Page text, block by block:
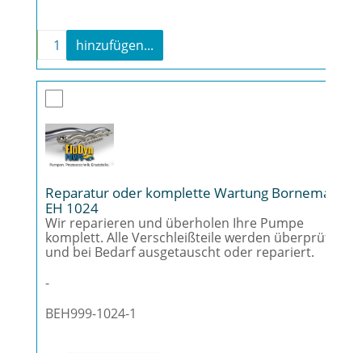
Reparatur oder komplette Wartung
+
hinzufügen...
Reparatur oder komplette Wartung Bornemann
EH 1024
Wir reparieren und überholen Ihre Pumpe
komplett. Alle Verschleißteile werden überprüft
und bei Bedarf ausgetauscht oder repariert.
-
BEH999-1024-1